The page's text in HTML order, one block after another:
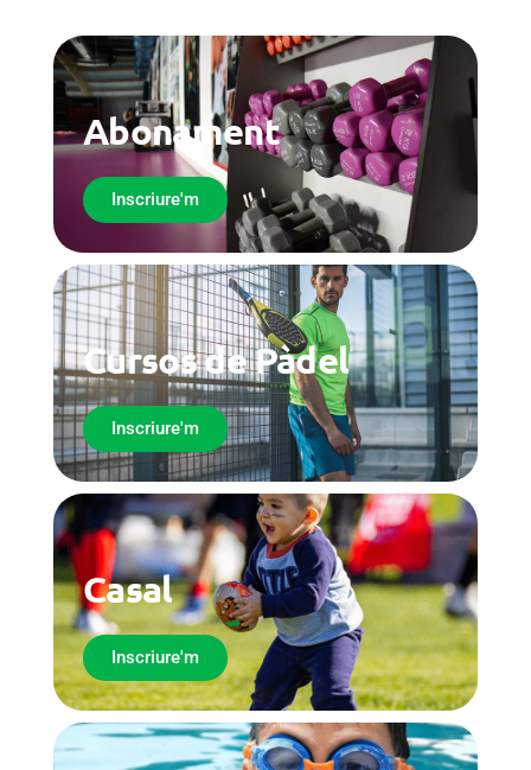
Abonament
Inscriure'm
Cursos de Pàdel
Inscriure'm
Casal
Inscriure'm